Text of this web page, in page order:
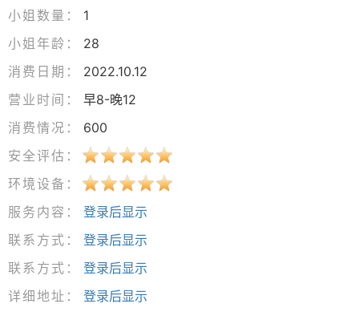
小姐数量：
1
小姐年龄：
28
消费日期：
2022.10.12
营业时间：
早8-晚12
消费情况：
600
安全评估：
环境设备：
服务内容：
登录后显示
联系方式：
登录后显示
联系方式：
登录后显示
详细地址：
登录后显示